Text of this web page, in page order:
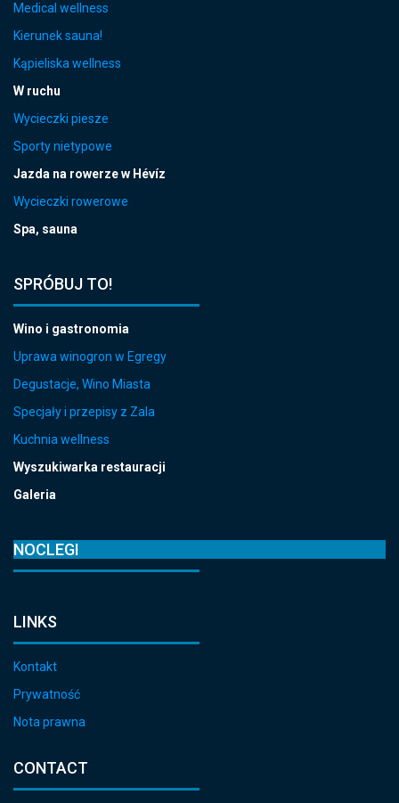
Medical wellness
Kierunek sauna!
Kąpieliska wellness
W ruchu
Wycieczki piesze
Sporty nietypowe
Jazda na rowerze w Hévíz
Wycieczki rowerowe
Spa, sauna
SPRÓBUJ TO!
Wino i gastronomia
Uprawa winogron w Egregy
Degustacje, Wino Miasta
Specjały i przepisy z Zala
Kuchnia wellness
Wyszukiwarka restauracji
Galeria
NOCLEGI
LINKS
Kontakt
Prywatność
Nota prawna
CONTACT